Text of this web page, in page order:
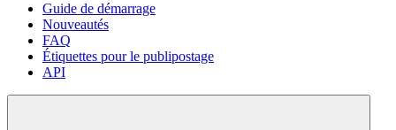
Guide de démarrage
Nouveautés
FAQ
Étiquettes pour le publipostage
API